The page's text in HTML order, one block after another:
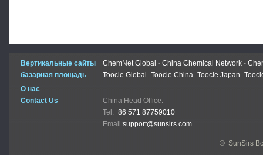
Вертикальные сайты ChemNet Global - China Chemical Network -
базарная площадь
Toocle Global - Toocle China- Toocle Japan-
О нас
Contact Us
China Head Office:
Tel:+86 571 87759010
Email:support@sunsirs.com
© SunSirs